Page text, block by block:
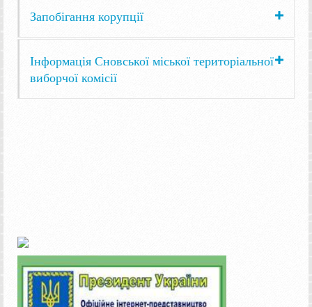
Запобігання корупції
Інформація Сновської міської територіальної
виборчої комісії